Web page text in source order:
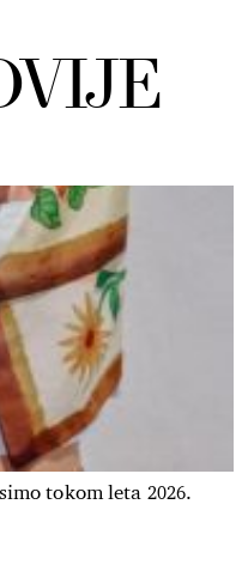
tokom leta 2026.